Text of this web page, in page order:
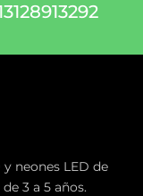
neones LED de
3 a 5 años.